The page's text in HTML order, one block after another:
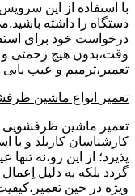
با استفاده از این
دستگاه را داشته
درخواست خود برای
وقت،بدون هیچ زحمتی
تعمیر،ترمیم و عیب
تعمیر انواع ماشین
تعمیر ماشین ظرفشویی
کارشناسان کاربلد و با
پذیرد؛ از این رو،نه
گردد بلکه به دلیل
ویژه در حین